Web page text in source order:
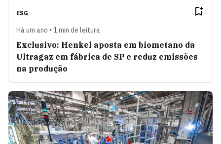
ESG
Há um ano • 1 min de leitura
Exclusivo: Henkel aposta em biometano da
Ultragaz em fábrica de SP e reduz emissões
na produção